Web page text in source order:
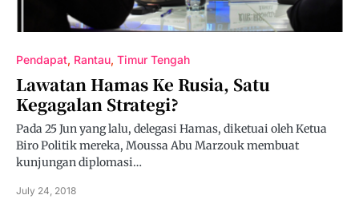
Pendapat Rantau Timur Tengah
Lawatan Hamas Ke Rusia, Satu
Kegagalan Strategi?
Pada 25 Jun yang lalu, delegasi Hamas, diketuai oleh Ketua
Biro Politik mereka, Moussa Abu Marzouk membuat
kunjungan diplomasi…
July 24, 2018